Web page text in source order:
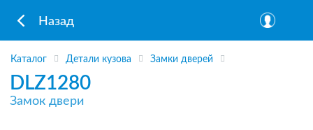
Назад
Каталог Детали кузова Замки дверей
DLZ1280
Замок двери